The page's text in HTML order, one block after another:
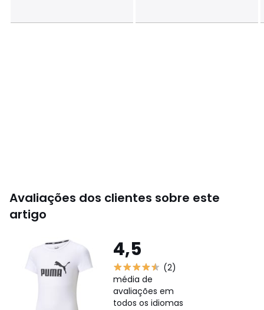
Avaliações dos clientes sobre este
artigo
4,5
(2)
média de
avaliações em
todos os idiomas